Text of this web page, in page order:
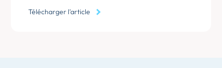
Télécharger l'article